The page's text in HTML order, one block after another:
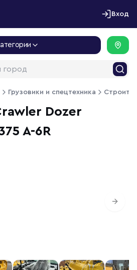
Вход
Грузовики и спецтехника
Dozer
A-6R
Next